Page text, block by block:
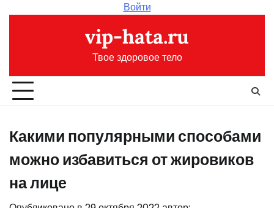
Войти
vip-hata.ru
Твое здоровое тело
Какими популярными способами
можно избавиться от жировиков
на лице